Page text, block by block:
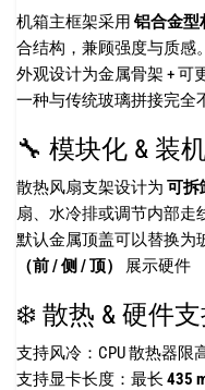
机箱主框架采用铝合金型
合结构，兼顾强度与质感。
外观设计为金属骨架 + 可
一种与传统玻璃拼接完全
🔧 模块化 & 装
散热风扇支架设计为 可拆
扇、水冷排或调节内部走
默认金属顶盖可以替换为
（前 / 侧 / 顶）
展示硬件
❄️ 散热 & 硬件
支持风冷：CPU 散热器限
支持显卡长度：最长 435